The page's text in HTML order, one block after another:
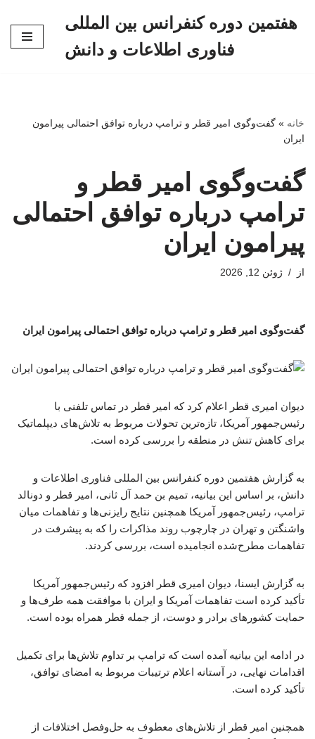
هفتمین دوره کنفرانس بین المللی
فناوری اطلاعات و دانش
خانه » گفت‌وگوی امیر قطر و ترامپ درباره توافق احتمالی پیرامون
ایران
گفت‌وگوی امیر قطر و
ترامپ درباره توافق احتمالی
پیرامون ایران
از ژوئن 12, 2026
گفت‌وگوی امیر قطر و ترامپ درباره توافق احتمالی پیرامون ایران
دیوان امیری قطر اعلام کرد که امیر قطر در تماس تلفنی با
رئیس‌جمهور آمریکا، تازه‌ترین تحولات مربوط به تلاش‌های دیپلماتیک
برای کاهش تنش در منطقه را بررسی کرده است.
به گزارش هفتمین دوره کنفرانس بین المللی فناوری اطلاعات و
دانش، بر اساس این بیانیه، تمیم بن حمد آل ثانی، امیر قطر و دونالد
ترامپ، رئیس‌جمهور آمریکا همچنین نتایج رایزنی‌ها و تفاهمات میان
واشنگتن و تهران در چارچوب روند مذاکرات را که به پیشرفت در
تفاهمات مطرح‌شده انجامیده است، بررسی کردند.
به گزارش ایسنا، دیوان امیری قطر افزود که رئیس‌جمهور آمریکا
تأکید کرده است تفاهمات آمریکا و ایران با موافقت همه طرف‌ها و
حمایت کشورهای برادر و دوست، از جمله قطر همراه بوده است.
در ادامه این بیانیه آمده است که ترامپ بر تداوم تلاش‌ها برای تکمیل
اقدامات نهایی، در آستانه اعلام ترتیبات مربوط به امضای توافق،
تأکید کرده است.
همچنین امیر قطر از تلاش‌های معطوف به حل‌وفصل اختلافات از